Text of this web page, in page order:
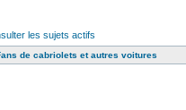
les sujets actifs
de cabriolets et autres voitures